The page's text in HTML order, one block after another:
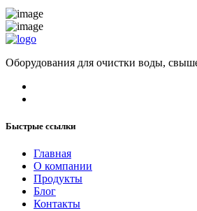
Оборудования для очистки воды,
Быстрые ссылки
Главная
О компании
Продукты
Блог
Контакты